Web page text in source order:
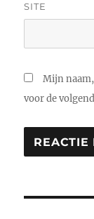
SITE
Mijn
voor de